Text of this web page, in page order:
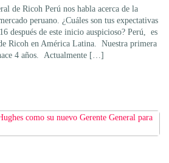
de Ricoh Perú nos habla acerca de la
peruano. ¿Cuáles son tus expectativas
después de este inicio auspicioso? Perú, es
Ricoh en América Latina. Nuestra primera
4 años. Actualmente […]